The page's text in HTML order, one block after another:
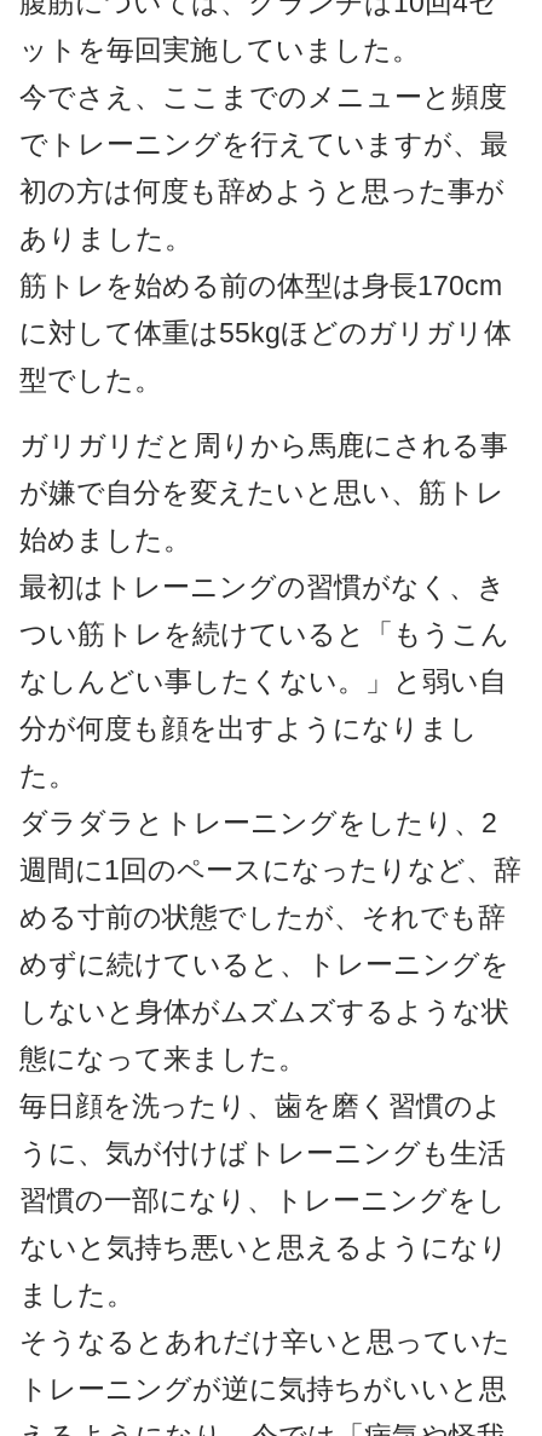
ットを毎回実施していました。
今でさえ、ここまでのメニューと頻度
でトレーニングを行えていますが、最
初の方は何度も辞めようと思った事が
ありました。
筋トレを始める前の体型は身長170cm
に対して体重は55kgほどのガリガリ体
型でした。
ガリガリだと周りから馬鹿にされる事
が嫌で自分を変えたいと思い、筋トレ
始めました。
最初はトレーニングの習慣がなく、き
つい筋トレを続けていると「もうこん
なしんどい事したくない。」と弱い自
分が何度も顔を出すようになりまし
た。
ダラダラとトレーニングをしたり、2
週間に1回のペースになったりなど、辞
める寸前の状態でしたが、それでも辞
めずに続けていると、トレーニングを
しないと身体がムズムズするような状
態になって来ました。
毎日顔を洗ったり、歯を磨く習慣のよ
うに、気が付けばトレーニングも生活
習慣の一部になり、トレーニングをし
ないと気持ち悪いと思えるようになり
ました。
そうなるとあれだけ辛いと思っていた
トレーニングが逆に気持ちがいいと思